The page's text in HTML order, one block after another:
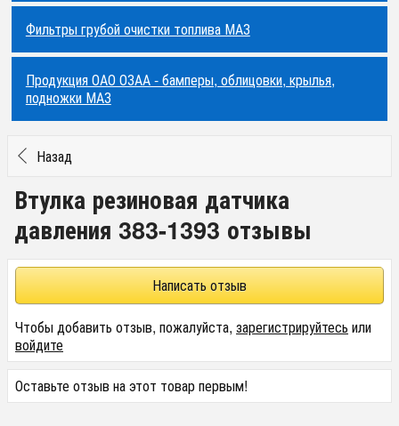
Фильтры грубой очистки топлива МАЗ
Продукция ОАО ОЗАА - бамперы, облицовки, крылья,
подножки МАЗ
Назад
Втулка резиновая датчика
давления 383-1393 отзывы
Написать отзыв
Чтобы добавить отзыв, пожалуйста, зарегистрируйтесь или
войдите
Оставьте отзыв на этот товар первым!